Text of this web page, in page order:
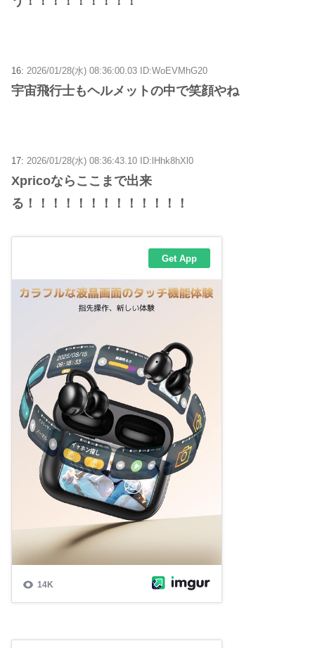
16: 2026/01/28(水) 08:36:00.03 ID:WoEVMhG20
宇宙飛行士もヘルメットの中で笑顔やね
17: 2026/01/28(水) 08:36:43.10 ID:lHhk8hXl0
Xpricoならここまで出来
る！！！！！！！！！！！！！